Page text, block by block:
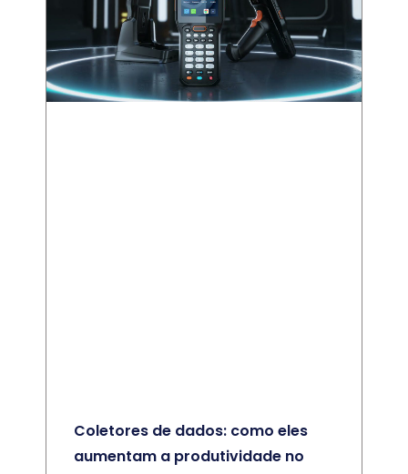
Coletores de dados: como eles
aumentam a produtividade no